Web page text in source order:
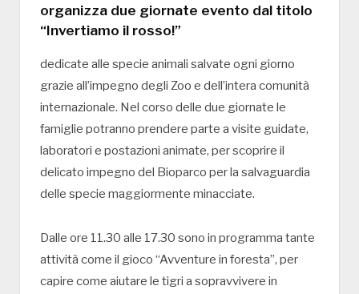
organizza due giornate evento dal titolo
“Invertiamo il rosso!”
dedicate alle specie animali salvate ogni giorno
grazie all’impegno degli Zoo e dell’intera comunità
internazionale. Nel corso delle due giornate le
famiglie potranno prendere parte a visite guidate,
laboratori e postazioni animate, per scoprire il
delicato impegno del Bioparco per la salvaguardia
delle specie maggiormente minacciate.
Dalle ore 11.30 alle 17.30 sono in programma tante
attività come il gioco “Avventure in foresta”, per
capire come aiutare le tigri a sopravvivere in